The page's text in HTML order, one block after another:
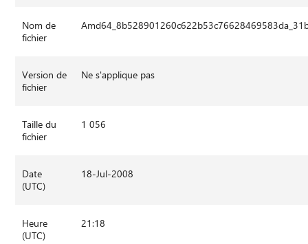
Nom de
fichier
Version de
fichier
Ne s'applique pas
Taille du
fichier
1 056
Date
(UTC)
18-Jul-2008
Heure
(UTC)
21:18